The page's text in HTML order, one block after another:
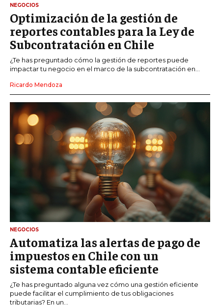
NEGOCIOS
Optimización de la gestión de
reportes contables para la Ley de
Subcontratación en Chile
¿Te has preguntado cómo la gestión de reportes puede
impactar tu negocio en el marco de la subcontratación en...
Ricardo Mendoza
NEGOCIOS
Automatiza las alertas de pago de
impuestos en Chile con un
sistema contable eficiente
¿Te has preguntado alguna vez cómo una gestión eficiente
puede facilitar el cumplimiento de tus obligaciones
tributarias? En un...